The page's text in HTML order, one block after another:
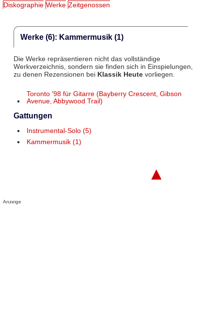
Diskographie Werke Zeitgenossen
Werke (6): Kammermusik (1)
Die Werke repräsentieren nicht das vollständige
Werkverzeichnis, sondern sie finden sich in Einspielungen,
zu denen Rezensionen bei Klassik Heutevorliegen.
Toronto '98 für Gitarre (Bayberry Crescent, Gibson
Avenue, Abbywood Trail)
Gattungen
Instrumental-Solo (5)
Kammermusik (1)
▲
Anzeige